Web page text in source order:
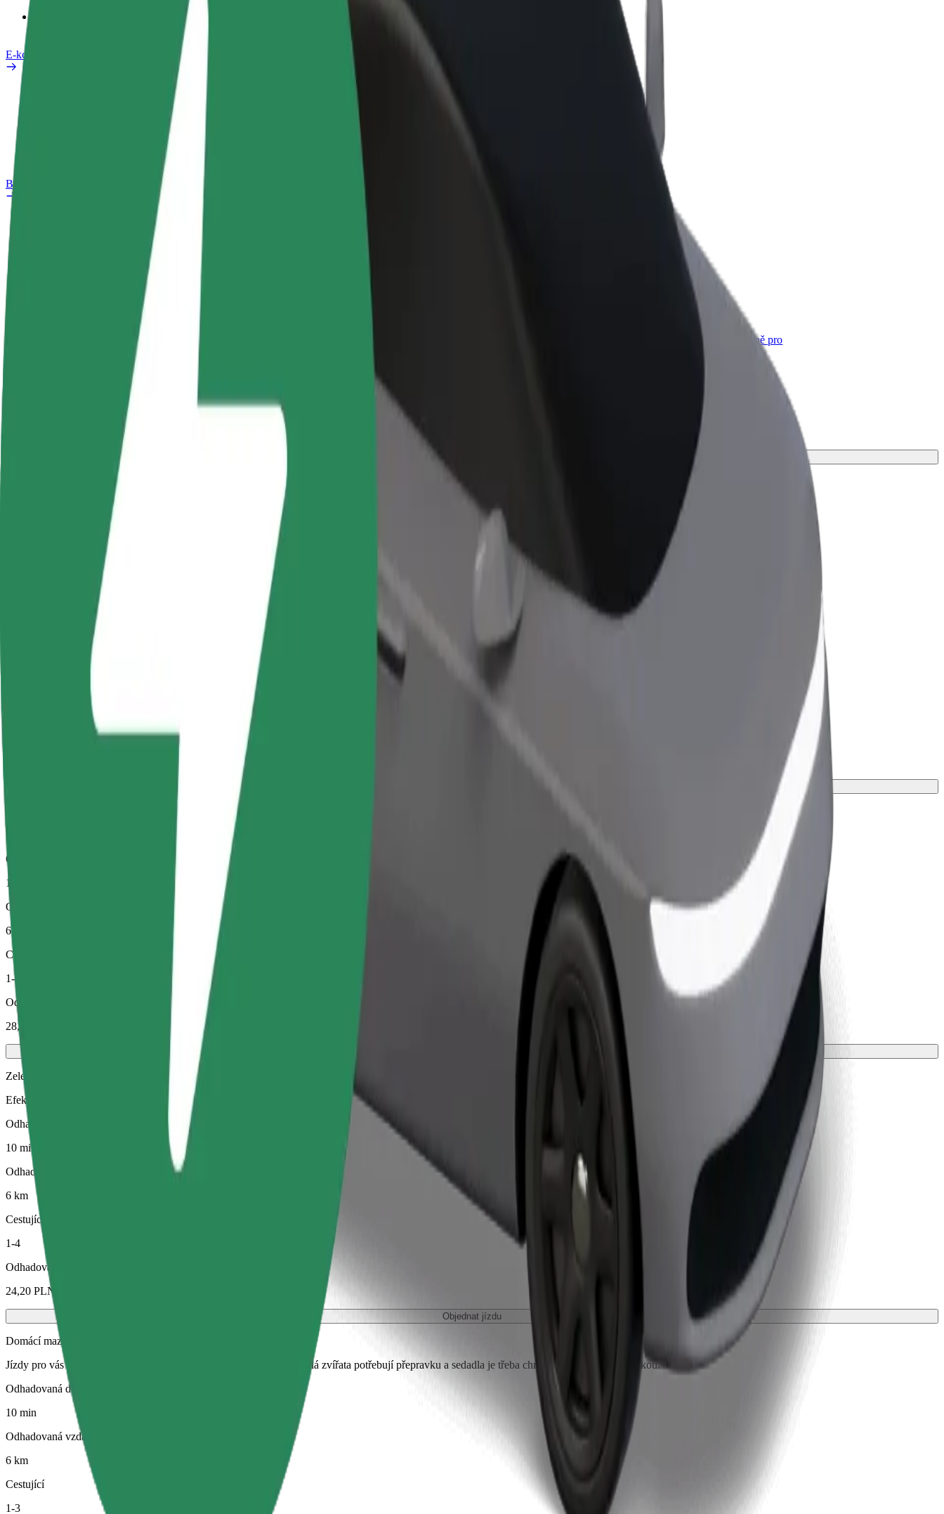
E-kola
Bolt Plus
Staňte se kurýrem
Doručujte jídlo a dostávejte výplatu
každý týden
Bolt for Business
Produkty a služby Boltu přesně pro
Jak se dostat z Castorama do Osiedle Pomorskie
Hledáte nejlepší způsob, jak se dostat z Castorama do Osiedle Pomorskie? Prohlédněte si naše služby a najděte tu ideální pro svou cestu.
Stáhnout aplikaci
Pohodlná jízda na dosah ruky!
Spolehlivé jízdy v běžných vozidlech střední velikosti.
Odhadovaná doba jízdy
Odhadovaná vzdálenost
Větší vozidla s dostatkem místa pro nohy a úložným prostorem
Odhadovaná doba jízdy
10 min
Odhadovaná vzdálenost
6 km
Cestující
1-4
Odhadovaná cena
28,40 PLN
Zelený
Efektivní jízdy v hybridních a elektrických vozidlech
Odhadovaná doba jízdy
10 min
Odhadovaná vzdálenost
6 km
Cestující
1-4
Odhadovaná cena
24,20 PLN
Objednat jízdu
Domácí mazlíčci
Jízdy pro vás i vašeho domácího mazlíčka. Psi musí mít náhubek, malá zvířata potřebují přepravku a sedadla je třeba chránit dekou nebo podložkou.
Odhadovaná doba jízdy
10 min
Odhadovaná vzdálenost
6 km
Cestující
1-3